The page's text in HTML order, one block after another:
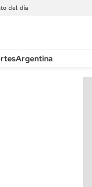
del día
Argentina